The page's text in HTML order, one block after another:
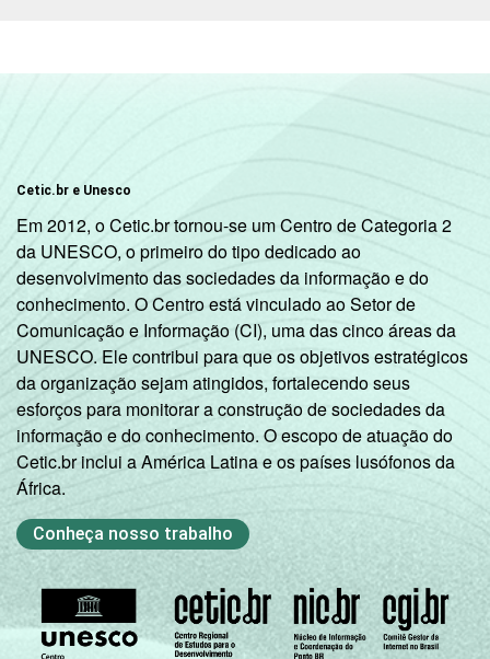
Cetic.br e Unesco
Em 2012, o Cetic.br tornou-se um Centro de Categoria 2
da UNESCO, o primeiro do tipo dedicado ao
desenvolvimento das sociedades da informação e do
conhecimento. O Centro está vinculado ao Setor de
Comunicação e Informação (CI), uma das cinco áreas da
UNESCO. Ele contribui para que os objetivos estratégicos
da organização sejam atingidos, fortalecendo seus
esforços para monitorar a construção de sociedades da
informação e do conhecimento. O escopo de atuação do
Cetic.br inclui a América Latina e os países lusófonos da
África.
Conheça nosso trabalho